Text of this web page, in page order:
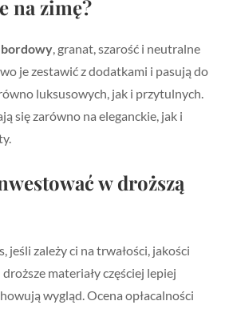
na zimę?
bordowy, granat, szarość i neutralne
je zestawić z dodatkami i pasują do
luksusowych, jak i przytulnych.
się zarówno na eleganckie, jak i
w droższą
jeśli zależy ci na trwałości, jakości
materiały częściej lepiej
wygląd. Ocena opłacalności